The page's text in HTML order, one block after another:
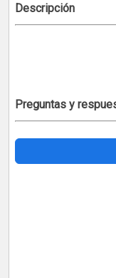
Descripción
Preguntas y